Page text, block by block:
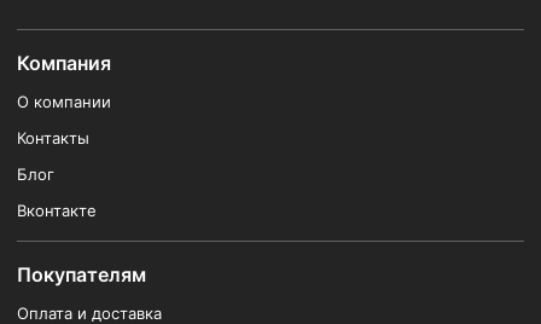
Компания
О компании
Контакты
Блог
Вконтакте
Покупателям
Оплата и доставка